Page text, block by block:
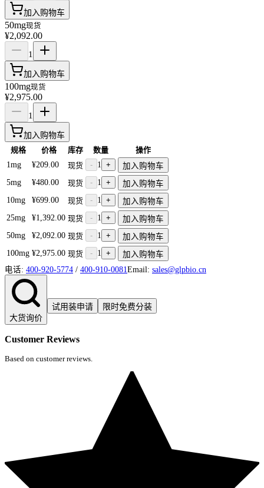
加入购物车
50mg现货
¥2,092.00
1
加入购物车
100mg现货
¥2,975.00
1
加入购物车
规格 价格 库存 数量
操作
1mg
¥209.00 现货 - 1 +
加入购物车
5mg
¥480.00 现货 - 1 +
加入购物车
10mg
¥699.00 现货 - 1 +
加入购物车
25mg
¥1,392.00 现货 - 1 +
加入购物车
50mg
¥2,092.00 现货 - 1 +
加入购物车
100mg ¥2,975.00 现货 - 1 +
加入购物车
电话: 400-920-5774 / 400-910-0081 Email: sales@glpbio.cn
大货询价
试用装申请 限时免费分装
Customer Reviews
Based on customer reviews.